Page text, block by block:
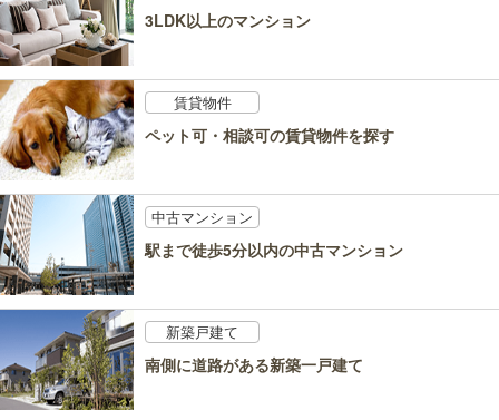
3LDK以上のマンション
賃貸物件
ペット可・相談可の賃貸物件を探す
中古マンション
駅まで徒歩5分以内の中古マンション
新築戸建て
南側に道路がある新築一戸建て